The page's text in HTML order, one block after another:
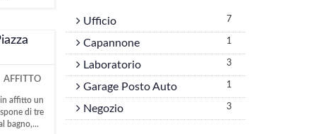
AFFITTO
in affitto un
di tre
bagno,...
Ufficio 7
Capannone 1
Laboratorio 3
Garage Posto Auto 1
Negozio 3